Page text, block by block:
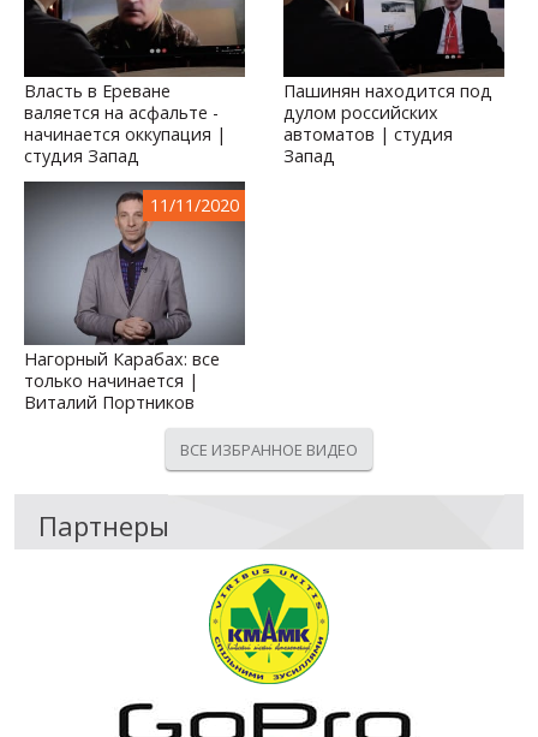
Власть в Ереване
валяется на асфальте -
начинается оккупация |
студия Запад
Пашинян находится под
дулом российских
автоматов | студия
Запад
11/11/2020
Нагорный Карабах: все
только начинается |
Виталий Портников
ВСЕ ИЗБРАННОЕ ВИДЕО
Партнеры